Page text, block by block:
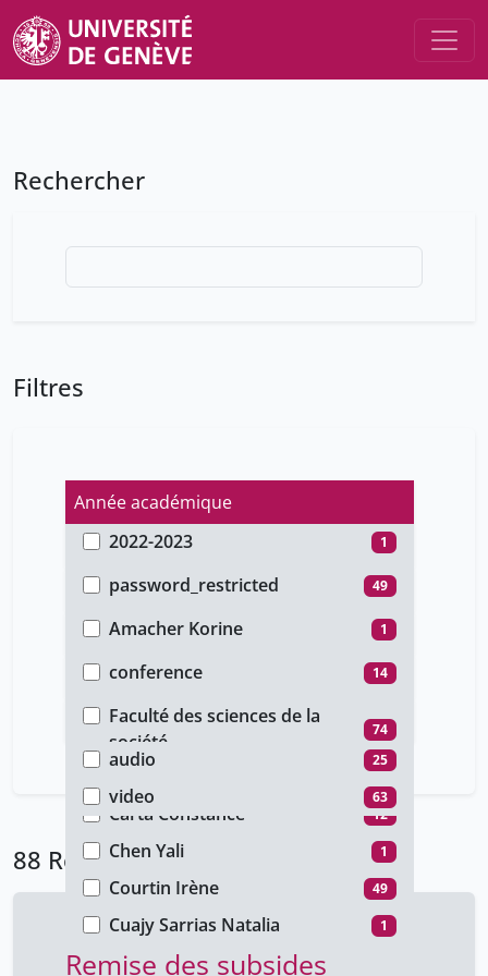
Rechercher
Filtres
Année académique
2022-2023
1
2021-2022 26
2020-2021 24
Type d'accès
password_restricted
49
public 14
unige_restricted 25
Auteur
Amacher Korine
1
Aykac Elcin Cagla 86
Aykaç Çagla
Bennani-Chraïbi Mounia 1
12
Carta Constance 12
Chen Yali 1
Courtin Irène 49
Cuajy Sarrias Natalia 1
Debonneville Julien
Type de document
conference
14
cours
Faculté
Faculté des sciences de la
société
74
Type de média
audio
25
video 63
88 Résultats
Remise des subsides